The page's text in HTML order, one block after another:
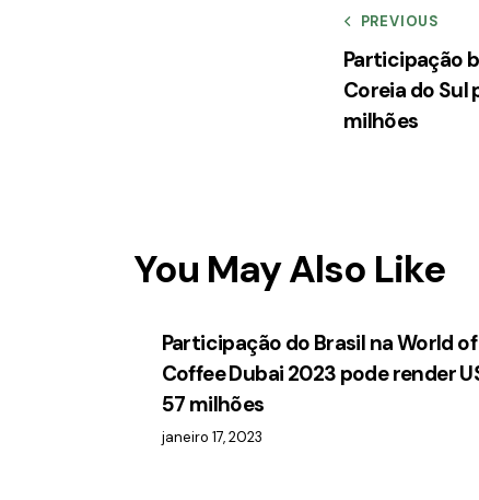
PREVIOUS
Participação
Coreia do Sul
milhões
You May Also Like
Participação do Brasil na World of
Coffee Dubai 2023 pode render
57 milhões
janeiro 17, 2023